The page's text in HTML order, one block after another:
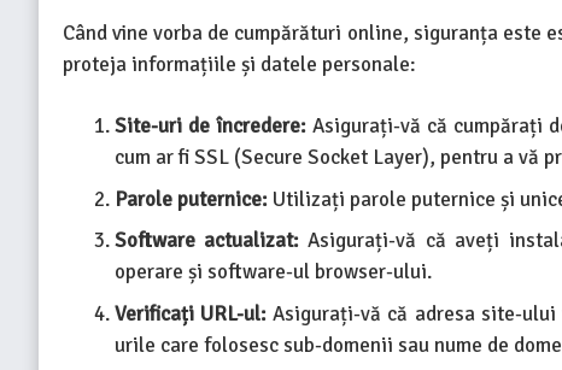
Când vine vorba de cumpărături online, siguranța este
proteja informațiile și datele personale:
Site-uri de încredere:Asigurați-vă că cumpărați
cum ar fi SSL (Secure Socket Layer), pentru a vă
Parole puternice:Utilizați parole puternice și
Software actualizat:Asigurați-vă că aveți
operare și software-ul browser-ului.
Verificați URL-ul:Asigurați-vă că adresa site-
urile care folosesc sub-domenii sau nume de